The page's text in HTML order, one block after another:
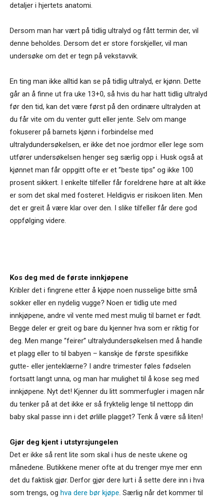
detaljer i hjertets anatomi.
Dersom man har vært på tidlig ultralyd og fått termin der, vil
denne beholdes. Dersom det er store forskjeller, vil man
undersøke om det er tegn på vekstavvik.
En ting man ikke alltid kan se på tidlig ultralyd, er kjønn. Dette
går an å finne ut fra uke 13+0, så hvis du har hatt tidlig ultralyd
før den tid, kan det være først på den ordinære ultralyden at
du får vite om du venter gutt eller jente. Selv om mange
fokuserer på barnets kjønn i forbindelse med
ultralydundersøkelsen, er ikke det noe jordmor eller lege som
utfører undersøkelsen henger seg særlig opp i. Husk også at
kjønnet man får oppgitt ofte er et ”beste tips” og ikke 100
prosent sikkert. I enkelte tilfeller får foreldrene høre at alt ikke
er som det skal med fosteret. Heldigvis er risikoen liten. Men
det er greit å være klar over den. I slike tilfeller får dere god
oppfølging videre.
Kos deg med de første innkjøpene
Kribler det i fingrene etter å kjøpe noen nusselige bitte små
sokker eller en nydelig vugge? Noen er tidlig ute med
innkjøpene, andre vil vente med mest mulig til barnet er født.
Begge deler er greit og bare du kjenner hva som er riktig for
deg. Men mange ”feirer” ultralydundersøkelsen med å handle
et plagg eller to til babyen – kanskje de første spesifikke
gutte- eller jenteklærne? I andre trimester føles fødselen
fortsatt langt unna, og man har mulighet til å kose seg med
innkjøpene. Nyt det! Kjenner du litt sommerfugler i magen når
du tenker på at det ikke er så fryktelig lenge til nettopp din
baby skal passe inn i det ørlille plagget? Tenk å være så liten!
Gjør deg kjent i utstyrsjungelen
Det er ikke så rent lite som skal i hus de neste ukene og
månedene. Butikkene mener ofte at du trenger mye mer enn
det du faktisk gjør. Derfor gjør dere lurt i å sette dere inn i hva
som trengs, og hva dere bør kjøpe. Særlig når det kommer til